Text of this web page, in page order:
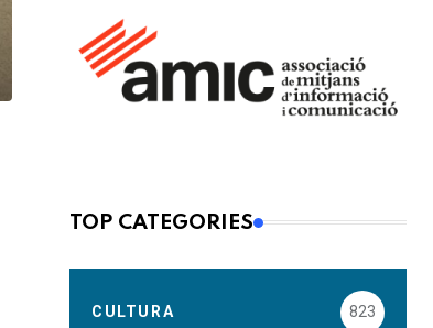
TOP CATEGORIES
CULTURA 823